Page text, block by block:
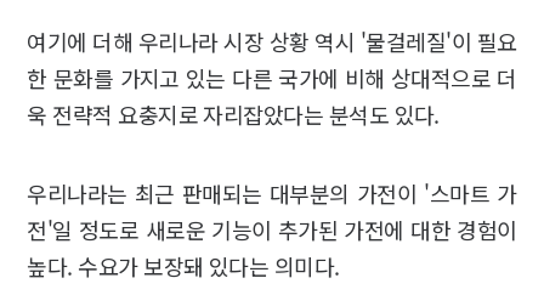
여기에 더해 우리나라 시장 상황 역시 '물걸레질'이 필요
한 문화를 가지고 있는 다른 국가에 비해 상대적으로 더
욱 전략적 요충지로 자리잡았다는 분석도 있다.
우리나라는 최근 판매되는 대부분의 가전이 '스마트 가
전'일 정도로 새로운 기능이 추가된 가전에 대한 경험이
높다. 수요가 보장돼 있다는 의미다.